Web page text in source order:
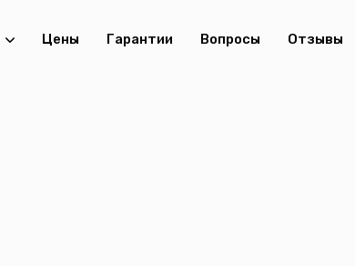
Цены Гарантии Вопросы Отзывы